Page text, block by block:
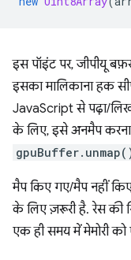
इस पॉइंट पर, जीपीयू
इसका मालिकाना हक
JavaScript से पढ़ा/
के लिए, इसे अनमैप
मैप किए गए/मैप नहीं
के लिए ज़रूरी है. रेस की
एक ही समय में मेमोरी